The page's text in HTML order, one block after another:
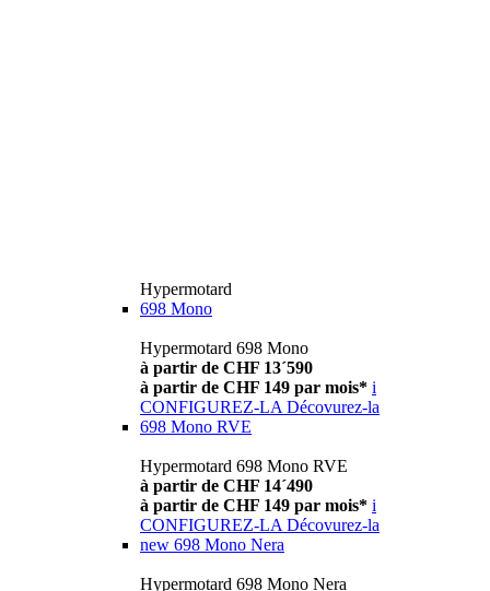
Hypermotard
698 Mono
Hypermotard 698 Mono
à partir de CHF 13´590
à partir de CHF 149 par mois* i
CONFIGUREZ-LA Décovurez-la
698 Mono RVE
Hypermotard 698 Mono RVE
à partir de CHF 14´490
à partir de CHF 149 par mois* i
CONFIGUREZ-LA Décovurez-la
new 698 Mono Nera
Hypermotard 698 Mono Nera